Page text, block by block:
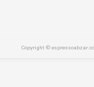
Copyright ©